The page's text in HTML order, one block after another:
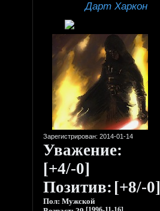
Дарт Харкон
Зарегистрирован: 2014-01-14
Уважение:
[+4/-0]
Позитив: [+8/-0]
Пол: Мужской